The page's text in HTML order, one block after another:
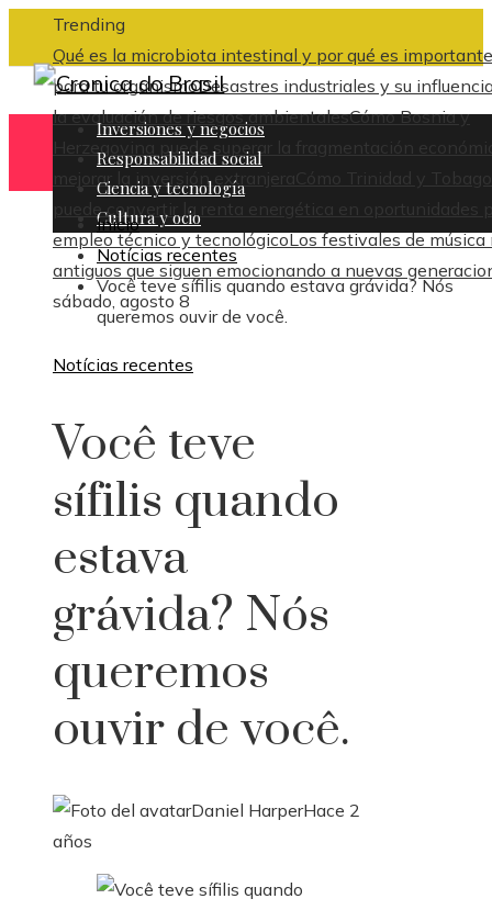
Trending
Qué es la microbiota intestinal y por qué es importante
para tu organismoDesastres industriales y su
la evaluación de riesgos ambientalesCómo Bosnia y
Herzegovina puede superar la fragmentación
mejorar la inversión extranjera
Cómo Trinidad y Tobago
puede convertir la renta energética en oportunidades
empleo técnico y tecnológicoLos festivales de música
antiguos que siguen emocionando a nuevas
sábado, agosto 8
Inversiones y negocios
Responsabilidad social
Ciencia y tecnología
Cultura y ocio
Inicio
Notícias recentes
Você teve sífilis quando estava grávida? Nós
queremos ouvir de você.
Notícias recentes
Você teve
sífilis quando
estava
grávida? Nós
queremos
ouvir de você.
Daniel HarperHace 2
años